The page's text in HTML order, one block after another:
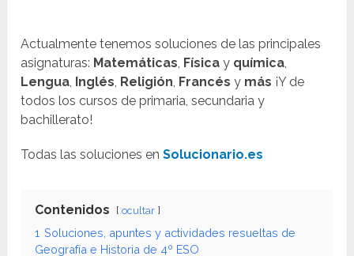
Actualmente tenemos soluciones de las principales
asignaturas: Matemáticas, Físicay química,
Lengua, Inglés, Religión, Francésy más ¡Y de
todos los cursos de primaria, secundaria y
bachillerato!
Todas las soluciones enSolucionario.es
Contenidos ocultar
1 Soluciones, apuntes y actividades resueltas de
Geografía e Historia de 4º ESO